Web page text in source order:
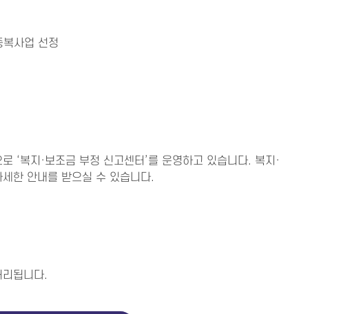
사업 선정
‘복지·보조금 부정 신고센터’를 운영하고 있습니다. 복지·
한 안내를 받으실 수 있습니다.
됩니다.